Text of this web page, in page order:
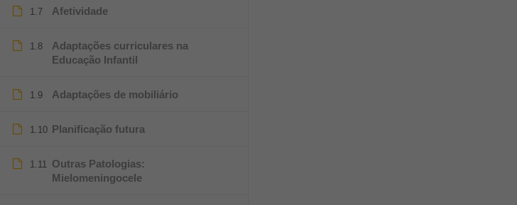
1.7 Afetividade
1.8
Adaptações curriculares na
Educação Infantil
1.9 Adaptações de mobiliário
1.10 Planificação futura
1.11 Outras Patologias:
Mielomeningocele